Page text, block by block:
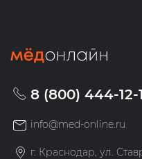
8 (800) 444-12-
info@med-online.ru
г. Краснодар, ул.